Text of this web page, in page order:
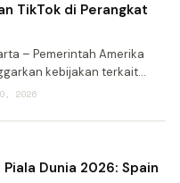
TikTok di Perangkat
– Pemerintah Amerika
kebijakan terkait
lingkungan federal.
2026
Dunia 2026: Spain